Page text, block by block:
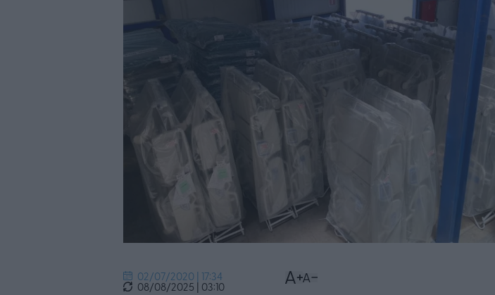
02/07/2020 | 17:34
08/08/2025 | 03:10